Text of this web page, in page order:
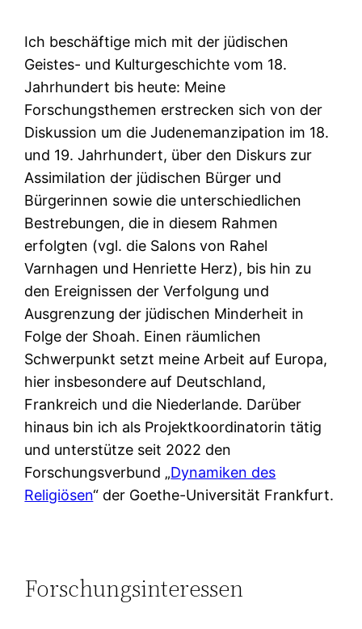
Ich beschäftige mich mit der jüdischen
Geistes- und Kulturgeschichte vom 18.
Jahrhundert bis heute: Meine
Forschungsthemen erstrecken sich von der
Diskussion um die Judenemanzipation im 18.
und 19. Jahrhundert, über den Diskurs zur
Assimilation der jüdischen Bürger und
Bürgerinnen sowie die unterschiedlichen
Bestrebungen, die in diesem Rahmen
erfolgten (vgl. die Salons von Rahel
Varnhagen und Henriette Herz), bis hin zu
den Ereignissen der Verfolgung und
Ausgrenzung der jüdischen Minderheit in
Folge der Shoah. Einen räumlichen
Schwerpunkt setzt meine Arbeit auf Europa,
hier insbesondere auf Deutschland,
Frankreich und die Niederlande. Darüber
hinaus bin ich als Projektkoordinatorin tätig
und unterstütze seit 2022 den
Forschungsverbund „Dynamiken des
Religiösen“ der Goethe-Universität Frankfurt.
Forschungsinteressen